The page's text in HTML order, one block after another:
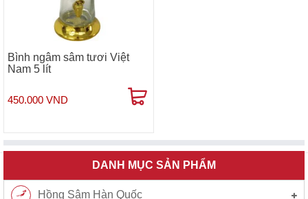
Bình ngâm sâm tươi Việt
Nam 5 lít
450.000 VND
DANH MỤC SẢN PHẨM
Hồng Sâm Hàn Quốc